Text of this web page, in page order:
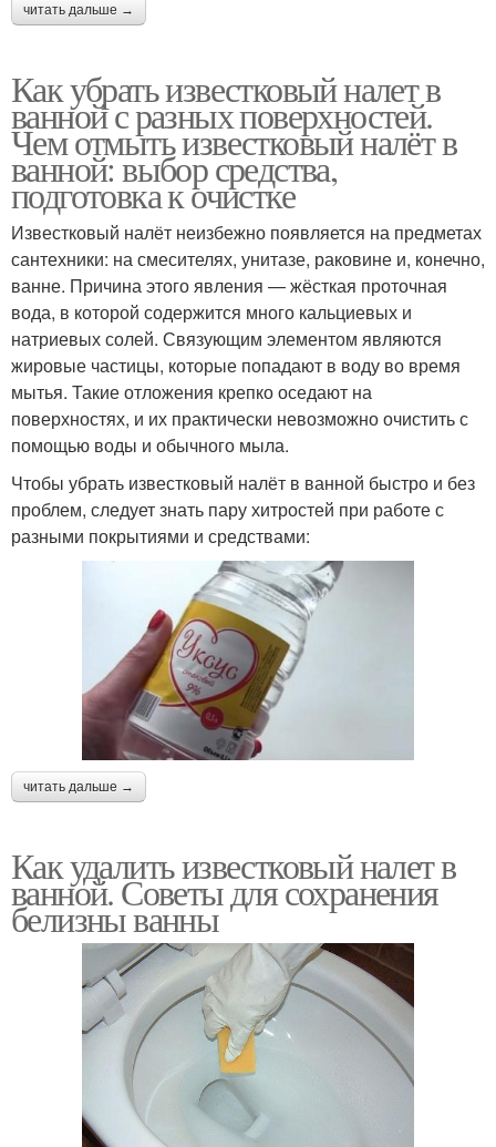
читать дальше →
Как убрать известковый налет в
ванной с разных поверхностей.
Чем отмыть известковый налёт в
ванной: выбор средства,
подготовка к очистке
Известковый налёт неизбежно появляется на предметах
сантехники: на смесителях, унитазе, раковине и, конечно,
ванне. Причина этого явления — жёсткая проточная
вода, в которой содержится много кальциевых и
натриевых солей. Связующим элементом являются
жировые частицы, которые попадают в воду во время
мытья. Такие отложения крепко оседают на
поверхностях, и их практически невозможно очистить с
помощью воды и обычного мыла.
Чтобы убрать известковый налёт в ванной быстро и без
проблем, следует знать пару хитростей при работе с
разными покрытиями и средствами:
читать дальше →
Как удалить известковый налет в
ванной. Советы для сохранения
белизны ванны